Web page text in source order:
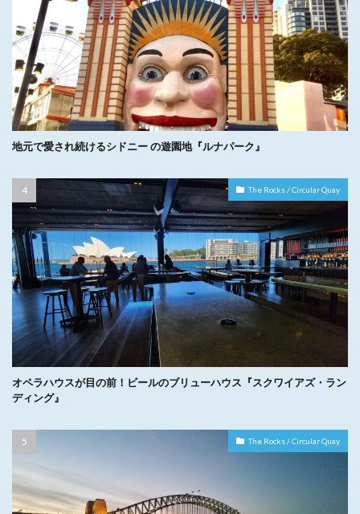
地元で愛され続けるシドニー の遊園地『ルナパーク』
The Rocks / Circular Quay
オペラハウスが目の前！ビールのブリューハウス『スクワイアズ・ラン
ディング』
The Rocks / Circular Quay